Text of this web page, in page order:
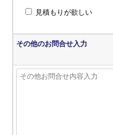
見積もりが欲しい
その他のお問合せ入力